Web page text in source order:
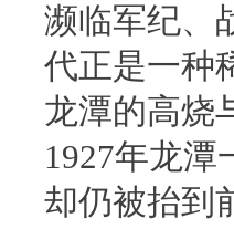
濒临军纪、
代正是一种
龙潭的高烧
1927年龙
却仍被抬到